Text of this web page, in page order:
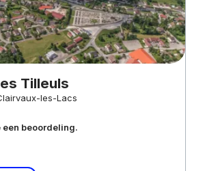
Tilleuls
les-Lacs
een beoordeling.